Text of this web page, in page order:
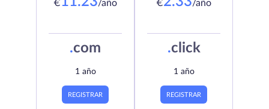
€ /año
.com
1 año
REGISTRAR
€ /año
.click
1 año
REGISTRAR